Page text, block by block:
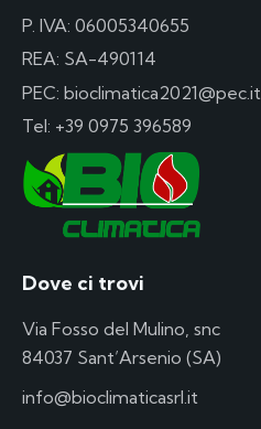
P. IVA: 06005340655
REA: SA-490114
PEC: bioclimatica2021@pec.it
Tel: +39 0975 396589
Dove ci trovi
Via Fosso del Mulino, snc
84037 Sant’Arsenio (SA)
info@bioclimaticasrl.it